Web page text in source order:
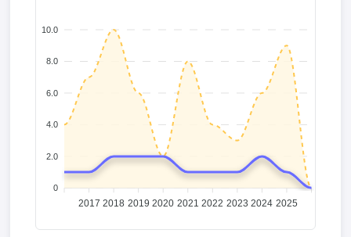
10.0
8.0
6.0
4.0
2.0
0
2017 2018 2019 2020 2021 2022 2023 2024 2025